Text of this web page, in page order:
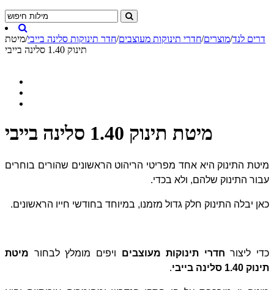
דרים לנד/מוצרים/חדרי תינוקות מעוצבים/חדר תינוקות סלינה בייבי/מיטת
תינוק 1.40 סלינה בייבי
מיטת תינוק 1.40 סלינה בייבי
מיטת התינוק היא אחד מפריטי הריהוט הראשונים שהורים בוחרים
עבור התינוק שלהם, ולא בכדי.
כאן יבלה התינוק חלק גדול מזמנו, במיוחד בחודשי חייו הראשונים.
כדי ליצור חדרי תינוקות מעוצבים ויפים מומלץ לבחור מיטת
תינוק 1.40 סלינה בייבי
.